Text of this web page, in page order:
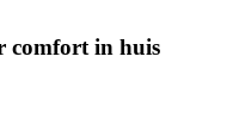
comfort in huis